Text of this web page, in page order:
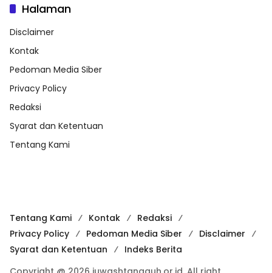
Halaman
Disclaimer
Kontak
Pedoman Media Siber
Privacy Policy
Redaksi
Syarat dan Ketentuan
Tentang Kami
Tentang Kami Kontak
Redaksi
Privacy Policy
Pedoman Media Siber
Disclaimer
Syarat dan Ketentuan
Indeks Berita